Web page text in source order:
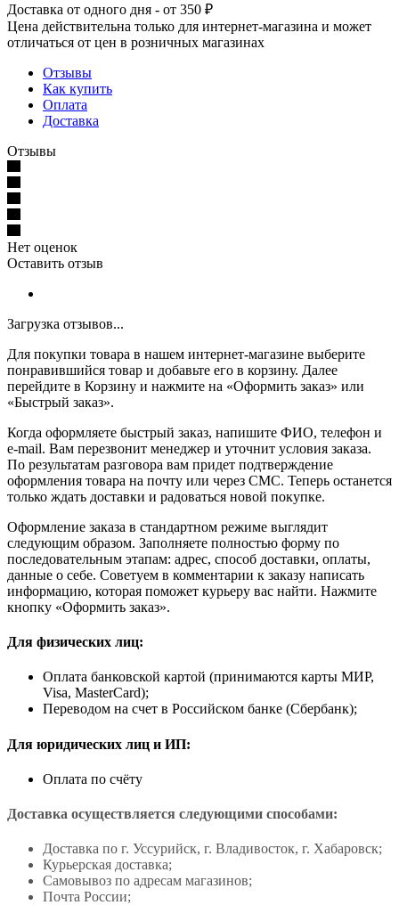
Доставка от одного дня - от 350 ₽
Цена действительна только для интернет-магазина и может
отличаться от цен в розничных магазинах
Отзывы
Как купить
Оплата
Доставка
Отзывы
Нет оценок
Оставить отзыв
Загрузка отзывов...
Для покупки товара в нашем интернет-магазине выберите
понравившийся товар и добавьте его в корзину. Далее
перейдите в Корзину и нажмите на «Оформить заказ» или
«Быстрый заказ».
Когда оформляете быстрый заказ, напишите ФИО, телефон и
e-mail. Вам перезвонит менеджер и уточнит условия заказа.
По результатам разговора вам придет подтверждение
оформления товара на почту или через СМС. Теперь останется
только ждать доставки и радоваться новой покупке.
Оформление заказа в стандартном режиме выглядит
следующим образом. Заполняете полностью форму по
последовательным этапам: адрес, способ доставки, оплаты,
данные о себе. Советуем в комментарии к заказу написать
информацию, которая поможет курьеру вас найти. Нажмите
кнопку «Оформить заказ».
Для физических лиц:
Оплата банковской картой (принимаются карты МИР,
Visa, MasterCard);
Переводом на счет в Российском банке (Сбербанк);
Для юридических лиц и ИП:
Оплата по счёту
Доставка осуществляется следующими способами:
Доставка по г. Уссурийск, г. Владивосток, г. Хабаровск;
Курьерская доставка;
Самовывоз по адресам магазинов;
Почта России;